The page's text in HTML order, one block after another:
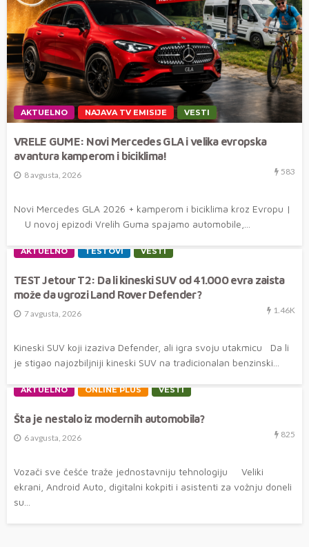
AKTUELNO NAJAVA TV EMISIJE VESTI
VRELE GUME: Novi Mercedes GLA i velika evropska
avantura kamperom i biciklima!
8 avgusta, 2026 583
Novi Mercedes GLA 2026 + kamperom i biciklima kroz Evropu |
U novoj epizodi Vrelih Guma spajamo automobile,...
AKTUELNO TESTOVI VESTI
TEST Jetour T2: Da li kineski SUV od 41.000 evra zaista
može da ugrozi Land Rover Defender?
7 avgusta, 2026 1.46K
Kineski SUV koji izaziva Defender, ali igra svoju utakmicu Da li
je stigao najozbiljniji kineski SUV na tradicionalan benzinski...
AKTUELNO ONLINE PLUS VESTI
Šta je nestalo iz modernih automobila?
6 avgusta, 2026 825
Vozači sve češće traže jednostavniju tehnologiju Veliki
ekrani, Android Auto, digitalni kokpiti i asistenti za vožnju doneli
su...